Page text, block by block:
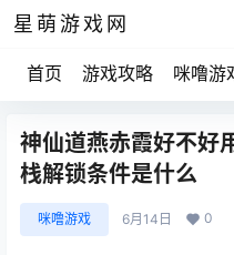
星萌游戏网
首页 游戏攻略 咪噜游
神仙道燕赤霞好不好
栈解锁条件是什么
咪噜游戏 6月14日 0